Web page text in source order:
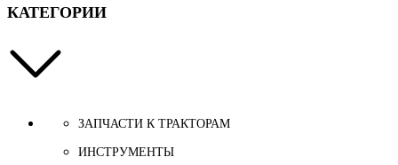
КАТЕГОРИИ
ЗАПЧАСТИ К ТРАКТОРАМ
ИНСТРУМЕНТЫ